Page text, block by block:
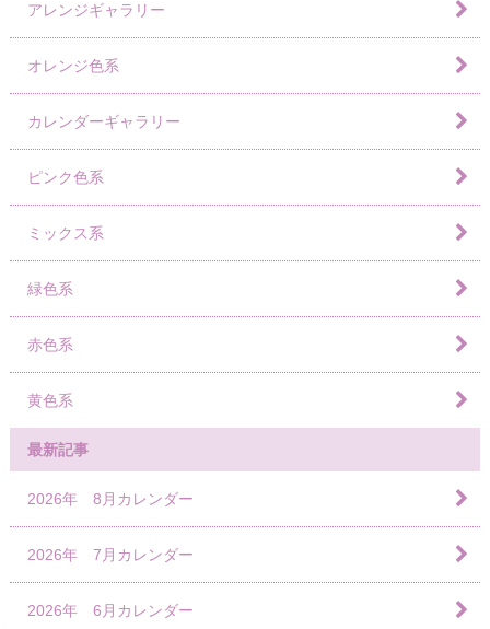
アレンジギャラリー
オレンジ色系
カレンダーギャラリー
ピンク色系
ミックス系
緑色系
赤色系
黄色系
最新記事
2026年 8月カレンダー
2026年 7月カレンダー
2026年 6月カレンダー